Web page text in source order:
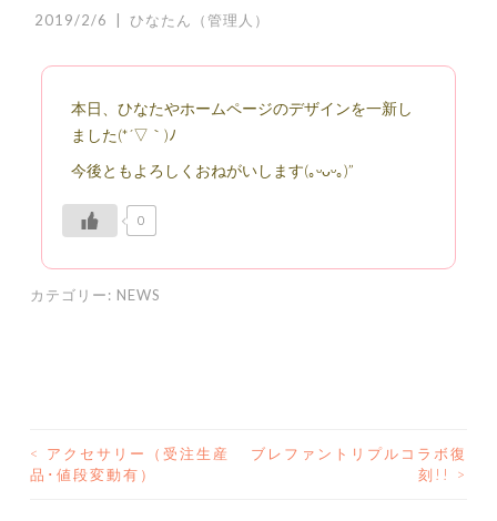
2019/2/6 ひなたん（管理人）
本日、ひなたやホームページのデザインを一新し
ました(*´▽｀)ﾉ
今後ともよろしくおねがいします(｡ᵕᴗᵕ｡)”
0
カテゴリー: NEWS
投
<
アクセサリー（受注生産
品･値段変動有）
ブレファントリプルコラボ復
刻!!
>